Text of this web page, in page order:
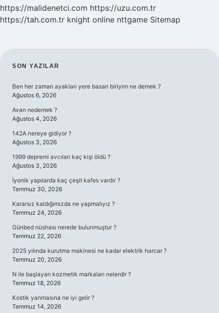
https://malidenetci.com https://uzu.com.tr
https://tah.com.tr knight online nttgame Sitemap
SIDEBAR
SON YAZILAR
Ben her zaman ayakları yere basan biriyim ne demek ?
Ağustos 6, 2026
Avan nedemek ?
Ağustos 4, 2026
142A nereye gidiyor ?
Ağustos 3, 2026
1999 depremi avcıları kaç kişi öldü ?
Ağustos 3, 2026
İyonik yapılarda kaç çeşit kafes vardır ?
Temmuz 30, 2026
Kararsız kaldığımızda ne yapmalıyız ?
Temmuz 24, 2026
Günbed nüshası nerede bulunmuştur ?
Temmuz 22, 2026
2025 yılında kurutma makinesi ne kadar elektrik harcar ?
Temmuz 20, 2026
N ile başlayan kozmetik markaları nelerdir ?
Temmuz 18, 2026
Kostik yanmasına ne iyi gelir ?
Temmuz 14, 2026